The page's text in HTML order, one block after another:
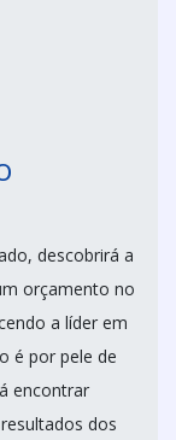
descobrirá a
orçamento no
a líder em
é por pele de
encontrar
dos